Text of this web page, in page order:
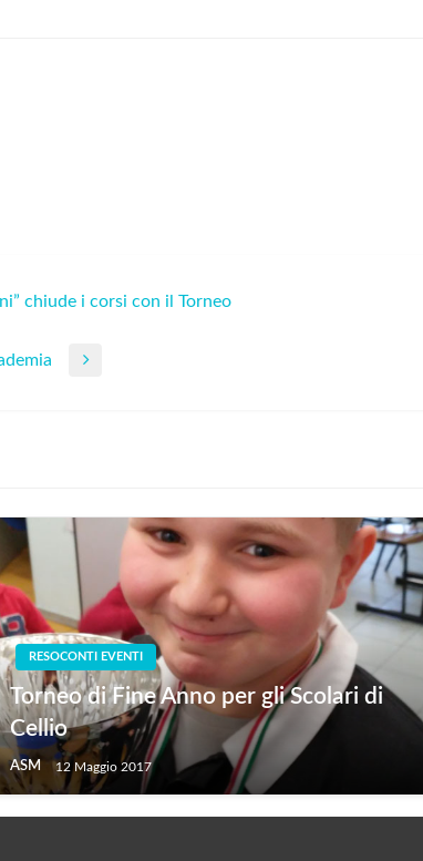
chiude i corsi con il Torneo
RESOCONTI EVENTI
Torneo di Fine Anno per gli Scolari di
Cellio
ASM 12 Maggio 2017